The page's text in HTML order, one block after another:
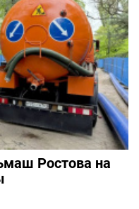
Ростова на